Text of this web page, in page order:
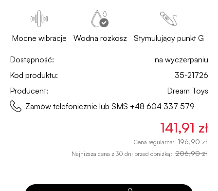
Mocne wibracje Wodna rozkosz Stymulujący punkt G
Dostępność:
na wyczerpaniu
Kod produktu:
35-21726
Producent:
Dream Toys
Zamów telefonicznie lub SMS +48 604 337 579
141,91 zł
Cena regularna: 196,90 zł
Najniższa cena z 30 dni przed obniżką: 206,90 zł